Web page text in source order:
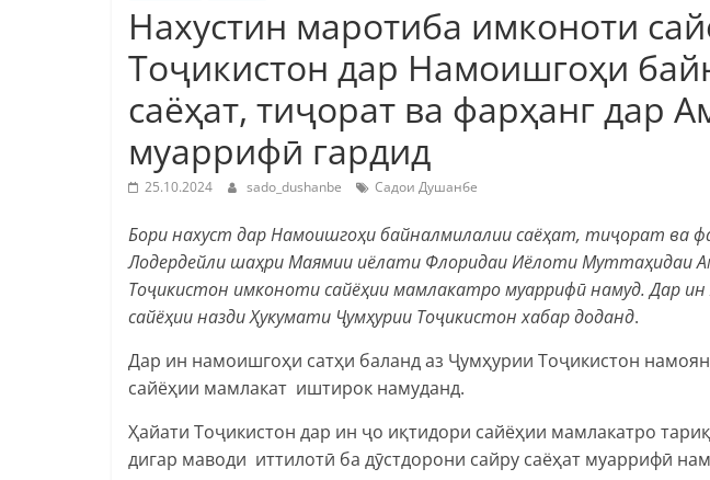
Нахустин маротиба имконоти
Тоҷикистон дар Намоишгоҳи
саёҳат, тиҷорат ва фарҳанг дар
муаррифӣ гардид
25.10.2024 sado_dushanbe Садои Душанбе
Бори нахуст дар Намоишгоҳи байналмилалии саёҳат, тиҷорат ва
Лодердейли шаҳри Маямии иёлати Флоридаи Иёлоти Муттаҳидаи
Тоҷикистон имконоти сайёҳии мамлакатро муаррифӣ намуд. Дар ин
сайёҳии назди Ҳукумати Ҷумҳурии Тоҷикистон хабар доданд.
Дар ин намоишгоҳи сатҳи баланд аз Ҷумҳурии Тоҷикистон
сайёҳии мамлакат иштирок намуданд.
Ҳайати Тоҷикистон дар ин ҷо иқтидори сайёҳии мамлакатро
дигар маводи иттилотӣ ба дӯстдорони сайру саёҳат муаррифӣ